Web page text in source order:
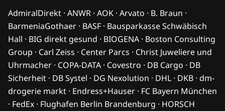
AdmiralDirekt · ANWR · AOK · Arvato · B. Braun ·
BarmeniaGothaer · BASF · Bausparkasse Schwäbisch
Hall · BIG direkt gesund · BIOGENA · Boston Consulting
Group · Carl Zeiss · Center Parcs · Christ Juweliere und
Uhrmacher · COPA-DATA · Covestro · DB Cargo · DB
Sicherheit · DB Systel · DG Nexolution · DHL · DKB · dm-
drogerie markt · Endress+Hauser · FC Bayern München
· FedEx · Flughafen Berlin Brandenburg · HORSCH